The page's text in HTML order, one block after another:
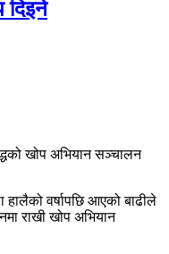
दिइने
खोप अभियान सञ्चालन
वर्षापछि आएको बाढीले
राखी खोप अभियान